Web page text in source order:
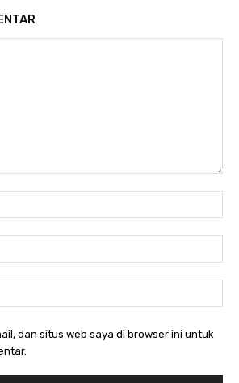
dan situs web saya di browser ini untuk